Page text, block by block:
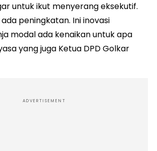
untuk ikut menyerang eksekutif.
ada peningkatan. Ini inovasi
modal ada kenaikan untuk apa
yang juga Ketua DPD Golkar
ADVERTISEMENT